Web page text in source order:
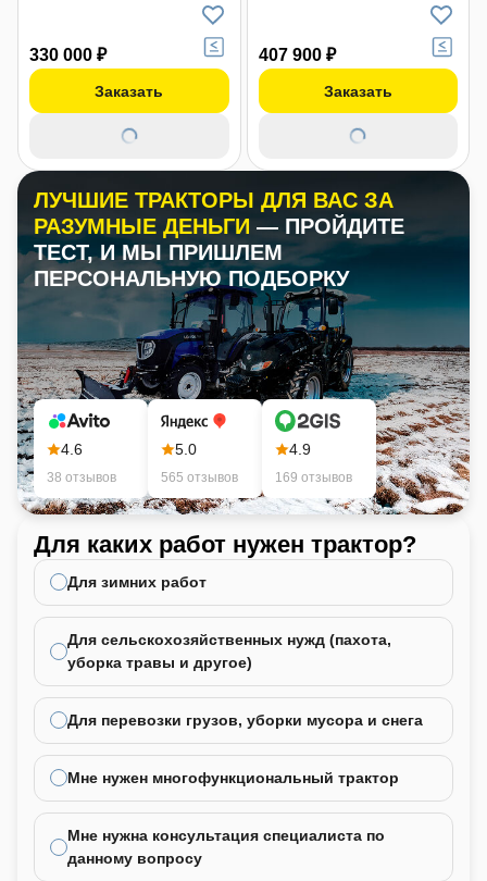
330 000 ₽
Заказать
407 900 ₽
Заказать
ЛУЧШИЕ ТРАКТОРЫ ДЛЯ ВАС ЗА
РАЗУМНЫЕ ДЕНЬГИ — ПРОЙДИТЕ
ТЕСТ, И МЫ ПРИШЛЕМ
ПЕРСОНАЛЬНУЮ ПОДБОРКУ
4.6
38 отзывов
5.0
565 отзывов
4.9
169 отзывов
Для каких работ нужен трактор?
Для зимних работ
Для сельскохозяйственных нужд (пахота,
уборка травы и другое)
Для перевозки грузов, уборки мусора и снега
Мне нужен многофункциональный трактор
Мне нужна консультация специалиста по
данному вопросу